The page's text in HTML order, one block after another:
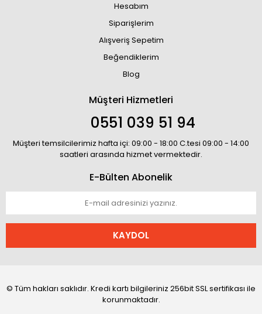
Hesabım
Siparişlerim
Alışveriş Sepetim
Beğendiklerim
Blog
Müşteri Hizmetleri
0551 039 51 94
Müşteri temsilcilerimiz hafta içi: 09:00 - 18:00 C.tesi 09:00 - 14:00
saatleri arasında hizmet vermektedir.
E-Bülten Abonelik
KAYDOL
© Tüm hakları saklıdır. Kredi kartı bilgileriniz 256bit SSL sertifikası ile
korunmaktadır.